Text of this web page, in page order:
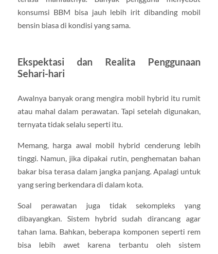
konsumsi BBM bisa jauh lebih irit dibanding mobil
bensin biasa di kondisi yang sama.
Ekspektasi dan Realita Penggunaan
Sehari-hari
Awalnya banyak orang mengira mobil hybrid itu rumit
atau mahal dalam perawatan. Tapi setelah digunakan,
ternyata tidak selalu seperti itu.
Memang, harga awal mobil hybrid cenderung lebih
tinggi. Namun, jika dipakai rutin, penghematan bahan
bakar bisa terasa dalam jangka panjang. Apalagi untuk
yang sering berkendara di dalam kota.
Soal perawatan juga tidak sekompleks yang
dibayangkan. Sistem hybrid sudah dirancang agar
tahan lama. Bahkan, beberapa komponen seperti rem
bisa lebih awet karena terbantu oleh sistem